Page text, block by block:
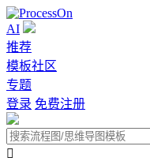
AI
推荐
模板社区
专题
登录 免费注册
